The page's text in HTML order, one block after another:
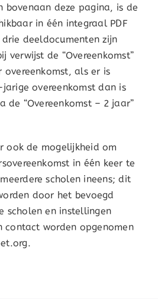
bovenaan deze pagina, is de
in één integraal PDF
deeldocumenten zijn
verwijst de “Overeenkomst”
als er is
overeenkomst dan is
de “Overeenkomst – 2 jaar”
ook de mogelijkheid om
in één keer te
scholen ineens; dit
door het bevoegd
scholen en instellingen
worden opgenomen